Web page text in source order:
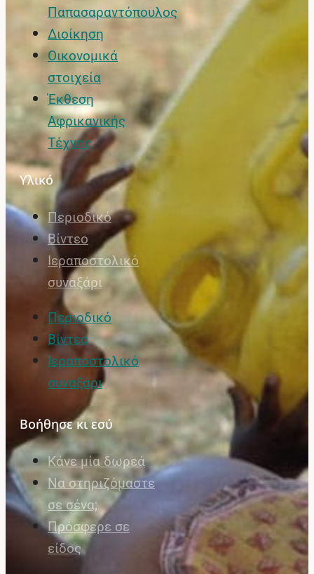
Παπασαραντόπουλος
Διοίκηση
Οικονομικά
στοιχεία
Έκθεση
Αφρικανικής
Τέχνης
Υλικό
Περιοδικό
Βίντεο
Ιεραποστολικό
συναξάρι
Περιοδικό
Βίντεο
Ιεραποστολικό
συναξάρι
Βοήθησε κι εσύ
Κάνε μία δωρεά
Να στηριζόμαστε
σε σένα;
Πρόσφερε σε
είδος